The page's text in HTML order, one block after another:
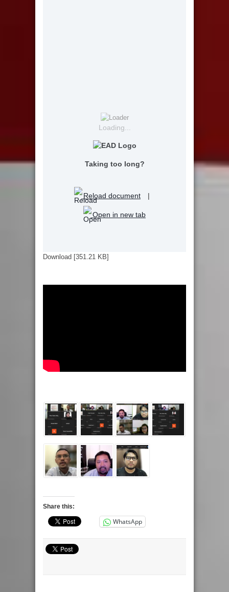
Loading...
Taking too long?
Reload document |
Open in new tab
Download [351.21 KB]
Share this:
WhatsApp